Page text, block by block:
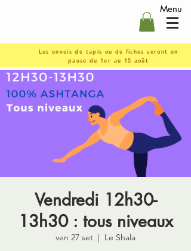
Menu
Les envois de tapis ou de fiches seront en
pause du 1er au 15 août
Vendredi 12h30-
13h30 : tous niveaux
ven 27 set
  |
Le Shala